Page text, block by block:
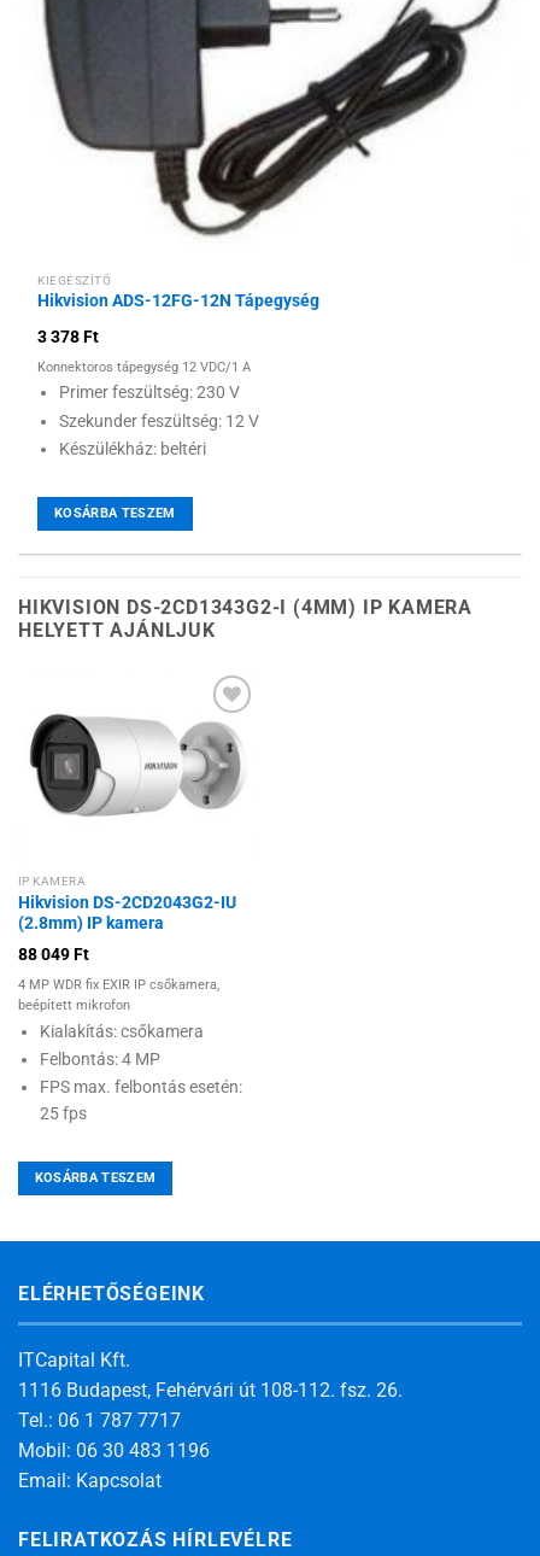
KIEGÉSZÍTŐ
Hikvision ADS-12FG-12N Tápegység
3 378Ft
Konnektoros tápegység 12 VDC/1 A
Primer feszültség: 230 V
Szekunder feszültség: 12 V
Készülékház: beltéri
KOSÁRBA TESZEM
HIKVISION DS-2CD1343G2-I (4MM) IP KAMERA
HELYETT AJÁNLJUK
Hozzáadás a
kívánságlistához
IP KAMERA
Hikvision DS-2CD2043G2-IU
(2.8mm) IP kamera
88 049Ft
4 MP WDR fix EXIR IP csőkamera,
beépített mikrofon
Kialakítás: csőkamera
Felbontás: 4 MP
FPS max. felbontás esetén:
25 fps
KOSÁRBA TESZEM
ELÉRHETŐSÉGEINK
ITCapital Kft.
1116 Budapest, Fehérvári út 108-112. fsz. 26.
Tel.: 06 1 787 7717
Mobil: 06 30 483 1196
Email: Kapcsolat
FELIRATKOZÁS HÍRLEVÉLRE